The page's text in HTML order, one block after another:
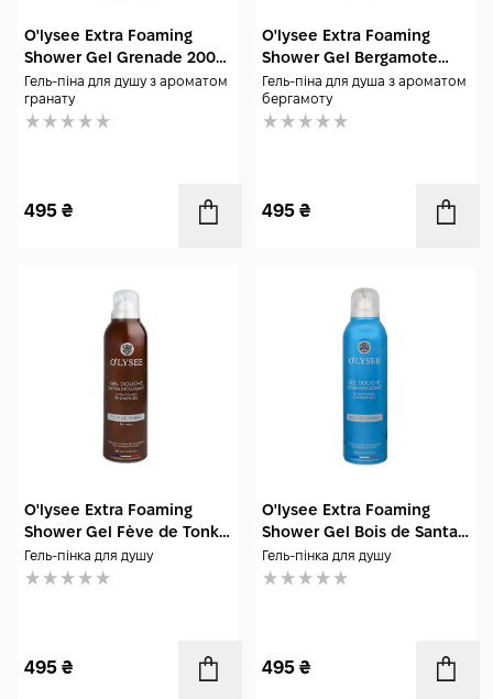
O'lysee Extra Foaming
Shower Gel Grenade 200
мл
Гель-піна для душу з ароматом
гранату
495 ₴
O'lysee Extra Foaming
Shower Gel Bergamote
200 мл
Гель-піна для душа з ароматом
бергамоту
495 ₴
O'lysee Extra Foaming
Shower Gel Fève de Tonka
200 мл
Гель-пінка для душу
495 ₴
O'lysee Extra Foaming
Shower Gel Bois de Santal
200 мл
Гель-пінка для душу
495 ₴